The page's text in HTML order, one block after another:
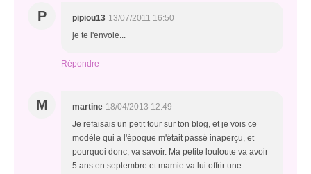
P pipiou13 13/07/2011 16:50
je te l'envoie...
Répondre
M martine 18/04/2013 12:49
Je refaisais un petit tour sur ton blog, et je vois ce
modèle qui a l'époque m'était passé inaperçu, et
pourquoi donc, va savoir. Ma petite louloute va avoir
5 ans en septembre et mamie va lui offrir une